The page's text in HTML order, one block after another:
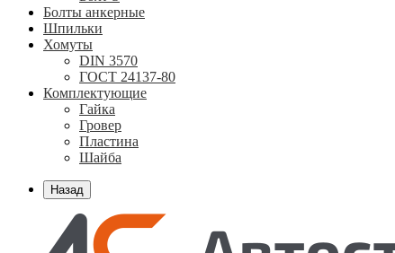
Болты анкерные
Шпильки
Хомуты
DIN 3570
ГОСТ 24137-80
Комплектующие
Гайка
Гровер
Пластина
Шайба
Назад